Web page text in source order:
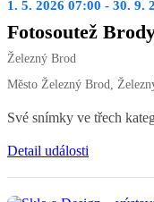
1. 5. 2026 07:00 - 30. 9.
Fotosoutež
Železný Brod
Město Železný Brod,
Své snímky ve třech
Detail události